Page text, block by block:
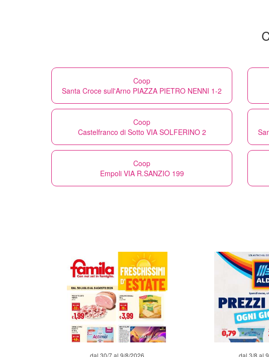
Coop
Santa Croce sull'Arno PIAZZA PIETRO NENNI 1-2
Coop
Castelfranco di Sotto VIA SOLFERINO 2
Coop
Empoli VIA R.SANZIO 199
dal 30/7 al 9/8/2026 dal 3/8 al